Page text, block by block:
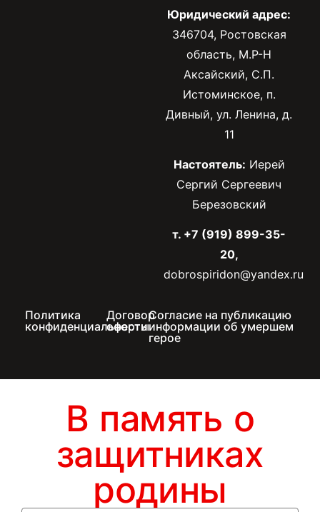
Юридический адрес:
346704, Ростовская
область, М.Р-Н
Аксайский, С.П.
Истоминское, п.
Дивный, ул. Ленина, д.
11
Настоятель: Иерей
Сергий Сергеевич
Березовский
т. +7 (919) 899-35-
20,
dobrospiridon@yandex.ru
Политика
конфиденциальности
Договор
оферты
Согласие на публикацию
информации об умершем
герое
В память о
защитниках
родины